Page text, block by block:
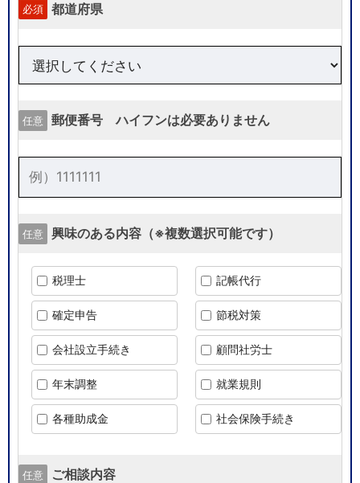
必須 都道府県
任意 郵便番号 ハイフンは必要ありません
任意 興味のある内容（※複数選択可能です）
税理士 記帳代行
確定申告 節税対策
会社設立手続き 顧問社労士
年末調整 就業規則
各種助成金 社会保険手続き
任意 ご相談内容